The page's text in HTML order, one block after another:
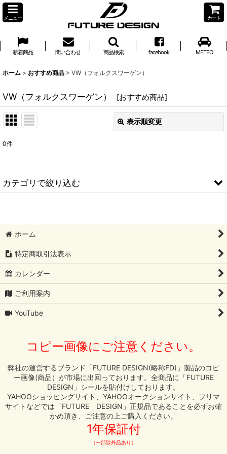
メニュー カート
新着商品 問い合わせ 商品検索 facebook METEO
ホーム > おすすめ商品 > VW（フォルクスワーゲン）
VW（フォルクスワーゲン） [おすすめ商品]
表示順変更
表示数
0件
カテゴリで絞り込む
GOLFホーム
特定商取引法表示
カレンダー
ご利用案内
YouTube
コピー画像にご注意ください。
弊社の運営するブランド「FUTURE DESIGN(略称FD)」製品のコピ
ー画像(商品）が市場に出回っております。全商品に「FUTURE
DESIGN」シールを貼付けしております。
YAHOOショッピングサイト、YAHOOオークションサイト、フリマ
サイトなどでは「FUTURE DESIGN」正規品であることを必ずお確
かめ頂き、ご注意の上ご購入ください。
1年保証付
（一部除外品あり）